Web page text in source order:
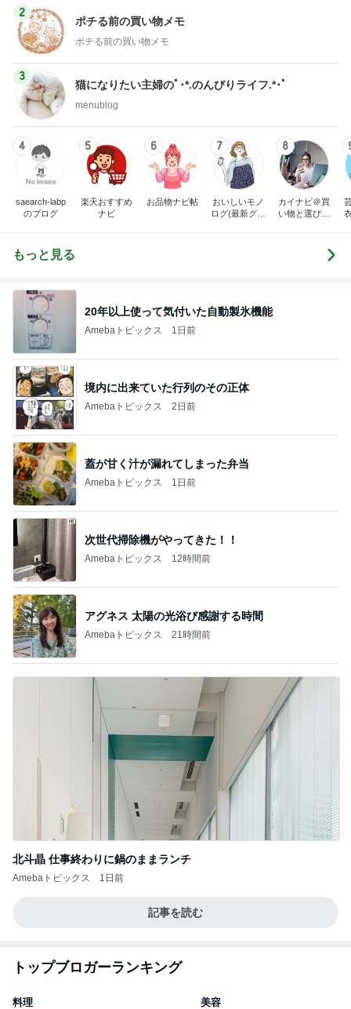
2
ポチる前の買い物メモ
ポチる前の買い物メモ
3
猫になりたい主婦のﾟ･*.のんびりライフ.*･ﾟ
menublog
4
saearch-labp
のブログ
5
楽天おすすめ
ナビ
6
お品物ナビ帖
7
おいしいモノ
ログ(最新グル
8
カイナビ＠買
い物と選び方
もっと見る
20年以上使って気付いた自動製氷機能
Amebaトピックス 1日前
境内に出来ていた行列のその正体
Amebaトピックス 2日前
蓋が甘く汁が漏れてしまった弁当
Amebaトピックス 1日前
次世代掃除機がやってきた！！
Amebaトピックス 12時間前
アグネス 太陽の光浴び感謝する時間
Amebaトピックス 21時間前
北斗晶 仕事終わりに鍋のままランチ
Amebaトピックス 1日前
記事を読む
トップブロガーランキング
料理 美容